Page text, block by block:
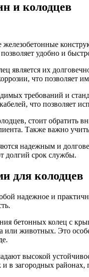
и колодцев
железобетонные
удобно и
является их
что позволяет
требований и
что позволяет
стоит обратить
Также важно
надежным и
долгий срок службы.
для колодцев
надежное и
бетонных колец с
животных. Это
высокой
и в загородных